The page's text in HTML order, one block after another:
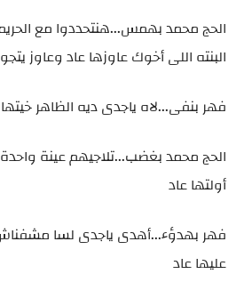
الحج محمد بهمس...هنتحددوا مع
البنته اللى أخوك عاوزها عاد وعاوز
فهر بنفى...لاه ياجدى ديه الظاهر
الحج محمد بغضب...تلاجيهم عينة
أولتها عاد
فهر بهدؤء...أهدى ياجدى لسا
عليها عاد